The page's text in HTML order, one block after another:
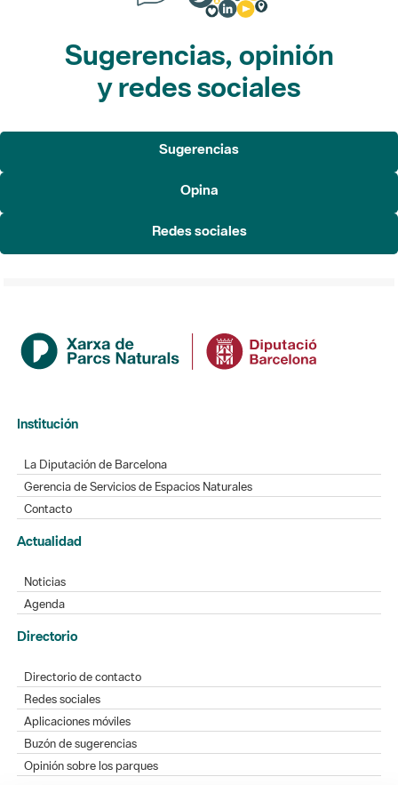
Sugerencias, opinión
y redes sociales
Sugerencias
Opina
Redes sociales
Institución
La Diputación de Barcelona
Gerencia de Servicios de Espacios Naturales
Contacto
Actualidad
Noticias
Agenda
Directorio
Directorio de contacto
Redes sociales
Aplicaciones móviles
Buzón de sugerencias
Opinión sobre los parques